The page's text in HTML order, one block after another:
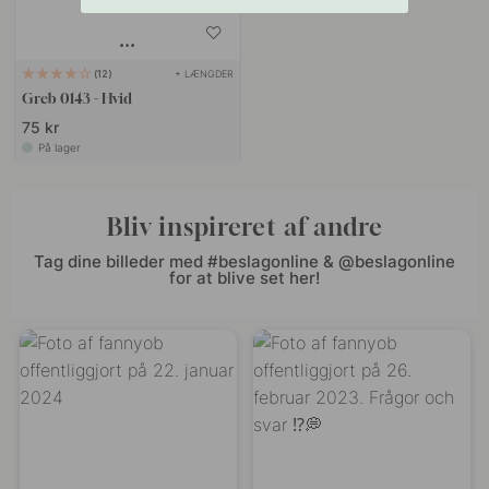
12 + LÆNGDER
Greb 0143 - Hvid
75 kr
På lager
Bliv inspireret af andre
Tag dine billeder med #beslagonline & @beslagonline
for at blive set her!